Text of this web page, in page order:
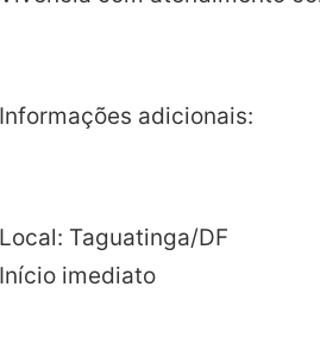
Informações adicionais:
Local: Taguatinga/DF
Início imediato